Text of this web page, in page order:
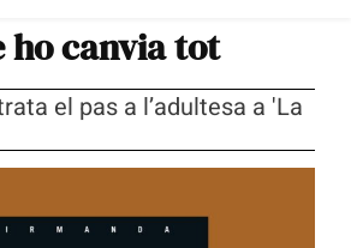
ho canvia tot
el pas a l’adultesa a 'La